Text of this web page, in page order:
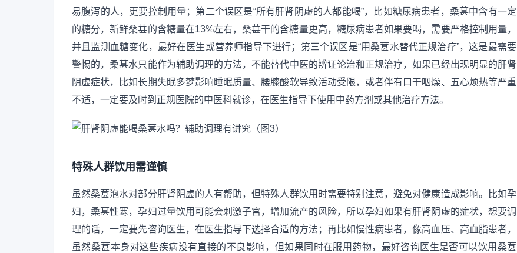
易腹泻的人，更要控制用量；第二个误区是“所有肝肾阴虚的人都能喝”，比如糖尿病患者，桑葚中含有一定
的糖分，新鲜桑葚的含糖量在13%左右，桑葚干的含糖量更高，糖尿病患者如果要喝，需要严格控制用量，
并且监测血糖变化，最好在医生或营养师指导下进行；第三个误区是“用桑葚水替代正规治疗”，这是最需要
警惕的，桑葚水只能作为辅助调理的方法，不能替代中医的辨证论治和正规治疗，如果已经出现明显的肝肾
阴虚症状，比如长期失眠多梦影响睡眠质量、腰膝酸软导致活动受限，或者伴有口干咽燥、五心烦热等严重
不适，一定要及时到正规医院的中医科就诊，在医生指导下使用中药方剂或其他治疗方法。
特殊人群饮用需谨慎
虽然桑葚泡水对部分肝肾阴虚的人有帮助，但特殊人群饮用时需要特别注意，避免对健康造成影响。比如孕
妇，桑葚性寒，孕妇过量饮用可能会刺激子宫，增加流产的风险，所以孕妇如果有肝肾阴虚的症状，想要调
理的话，一定要先咨询医生，在医生指导下选择合适的方法；再比如慢性病患者，像高血压、高血脂患者，
虽然桑葚本身对这些疾病没有直接的不良影响，但如果同时在服用药物，最好咨询医生是否可以饮用桑葚